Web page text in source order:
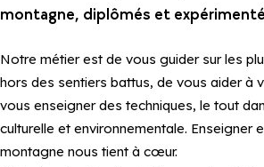
montagne, diplômés et
Notre métier est de vous guider sur les
hors des sentiers battus, de vous aider à
vous enseigner des techniques, le tout
culturelle et environnementale. Enseigner
montagne nous tient à cœur.